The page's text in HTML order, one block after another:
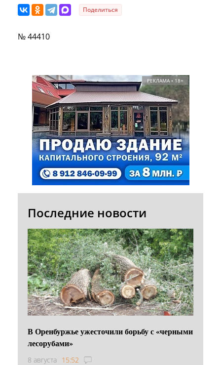
Поделиться
№ 44410
РЕКЛАМА • 18+
Последние новости
В Оренбуржье ужесточили борьбу с «черными
лесорубами»
8 августа 15:52